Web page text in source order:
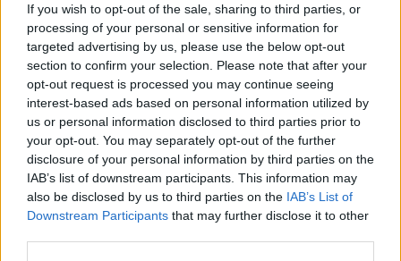
If you wish to opt-out of the sale, sharing to third parties, or
processing of your personal or sensitive information for
targeted advertising by us, please use the below opt-out
section to confirm your selection. Please note that after your
opt-out request is processed you may continue seeing
interest-based ads based on personal information utilized by
us or personal information disclosed to third parties prior to
your opt-out. You may separately opt-out of the further
disclosure of your personal information by third parties on the
IAB’s list of downstream participants. This information may
also be disclosed by us to third parties on the IAB’s List of
Downstream Participants that may further disclose it to other
camminate/trekking
estate nel varesotto
i sentieri del varesotto
itinerari
varesotto in bici e a piedi
veniteavarese
LEGGI GLI ALTRI ARTICOLI DI
TURISMO